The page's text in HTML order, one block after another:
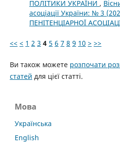
ПОЛІТИКИ УКРАЇНИ ,
асоціації України: № 3
ПЕНІТЕНЦІАРНОЇ
<< < 1 2 3 4 5 6 7 8 9 10 > >>
Ви також можете розпочати
статей для цієї статті.
Мова
Українська
English